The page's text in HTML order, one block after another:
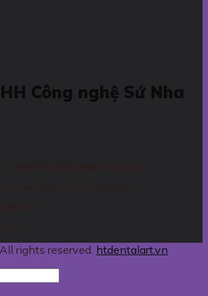
Công nghệ Sứ Nha
rights reserved. htdentalart.vn